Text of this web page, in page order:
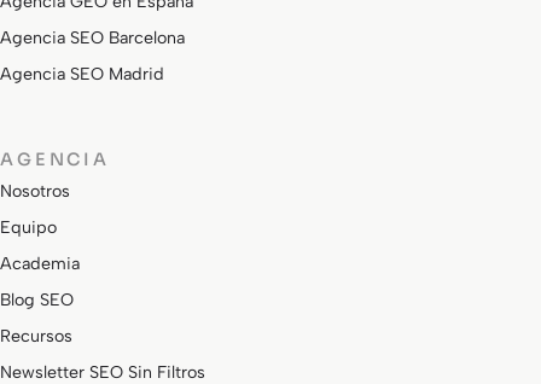
Agencia SEO Barcelona
Agencia SEO Madrid
AGENCIA
Nosotros
Equipo
Academia
Blog SEO
Recursos
Newsletter SEO Sin Filtros